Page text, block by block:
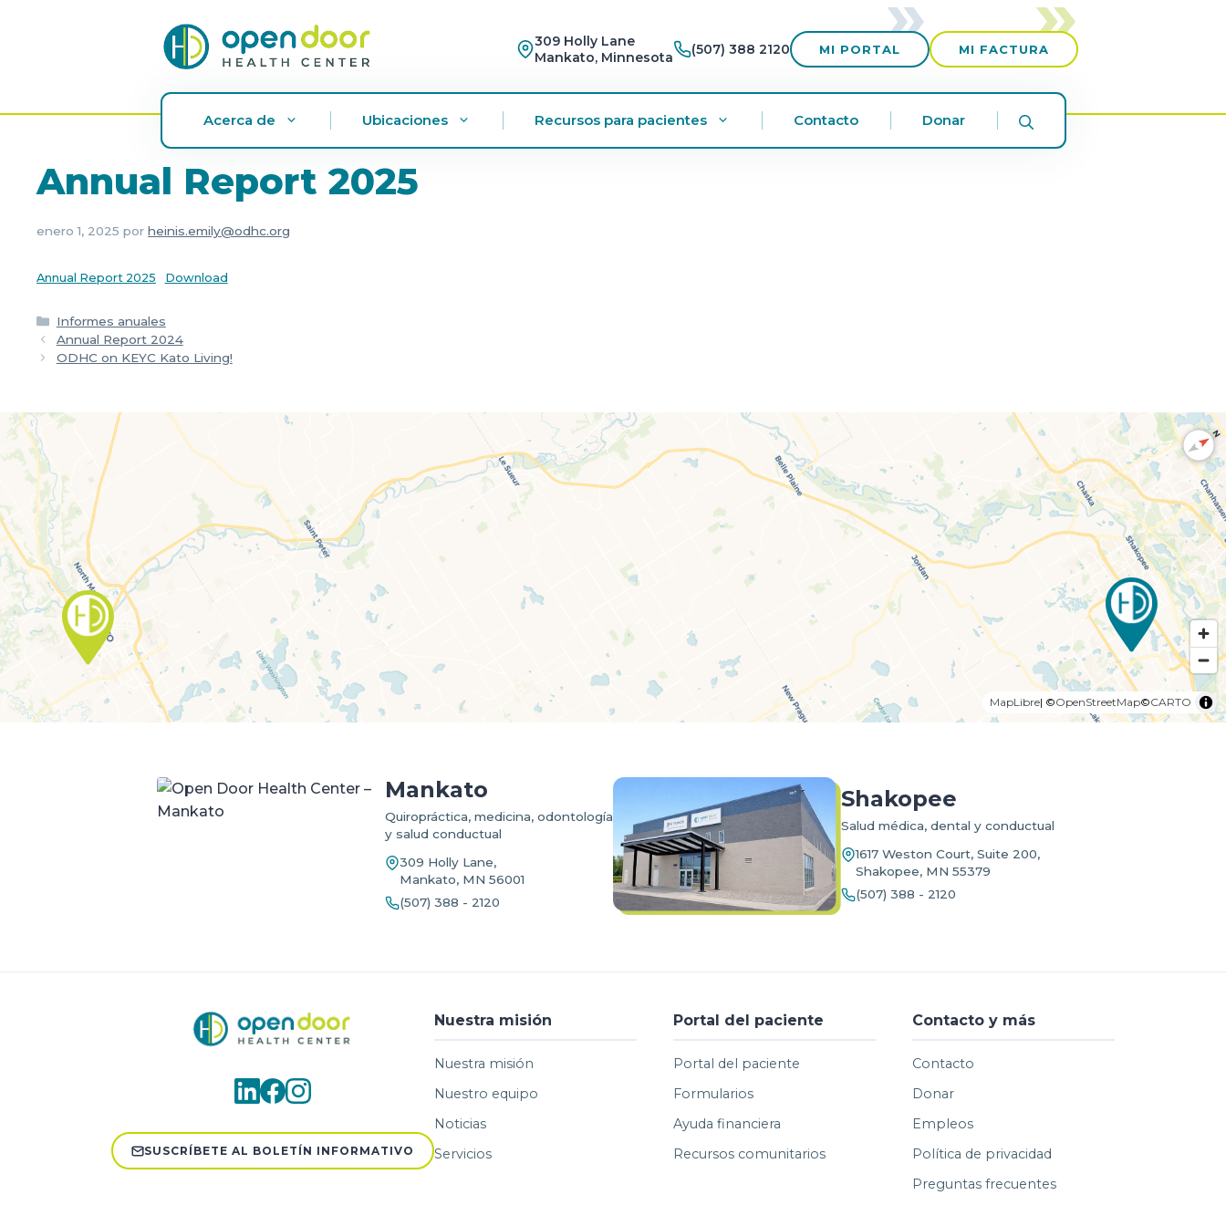
309 Holly Lane
Mankato, Minnesota
(507) 388 2120 MI PORTAL MI FACTURA
Acerca de Ubicaciones Recursos para pacientes Contacto Donar
Annual Report 2025
enero 1, 2025 por heinis.emily@odhc.org
Annual Report 2025 Download
Categorías
Informes anuales
Annual Report 2024
ODHC on KEYC Kato Living!
MapLibre| ©OpenStreetMap©CARTO
N
Mankato
Quiropráctica, medicina, odontología
y salud conductual
309 Holly Lane,
Mankato, MN 56001
(507) 388 - 2120
Shakopee
Salud médica, dental y conductual
1617 Weston Court, Suite 200,
Shakopee, MN 55379
(507) 388 - 2120
SUSCRÍBETE AL BOLETÍN INFORMATIVO
Nuestra misión
Nuestra misión
Nuestro equipo
Noticias
Servicios
Portal del paciente
Portal del paciente
Formularios
Ayuda financiera
Recursos comunitarios
Contacto y más
Contacto
Donar
Empleos
Política de privacidad
Preguntas frecuentes